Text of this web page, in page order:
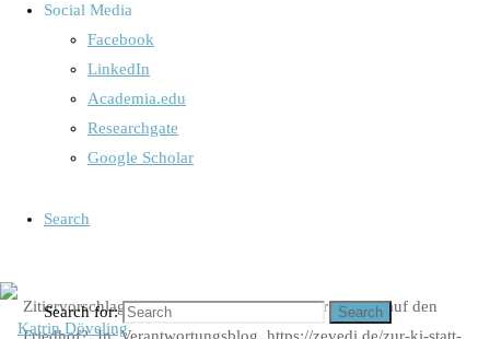
Social Media
Facebook
LinkedIn
Academia.edu
Researchgate
Google Scholar
Search
Search for: Search
News, Projects & Interviews
publications or news
Zur KI statt auf den Friedhof?
Zitiervorschlag Döveling, Katrin (2026): Zur KI statt auf den